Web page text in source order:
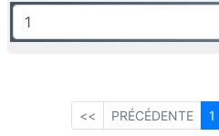
<< PRÉCÉDENTE 1